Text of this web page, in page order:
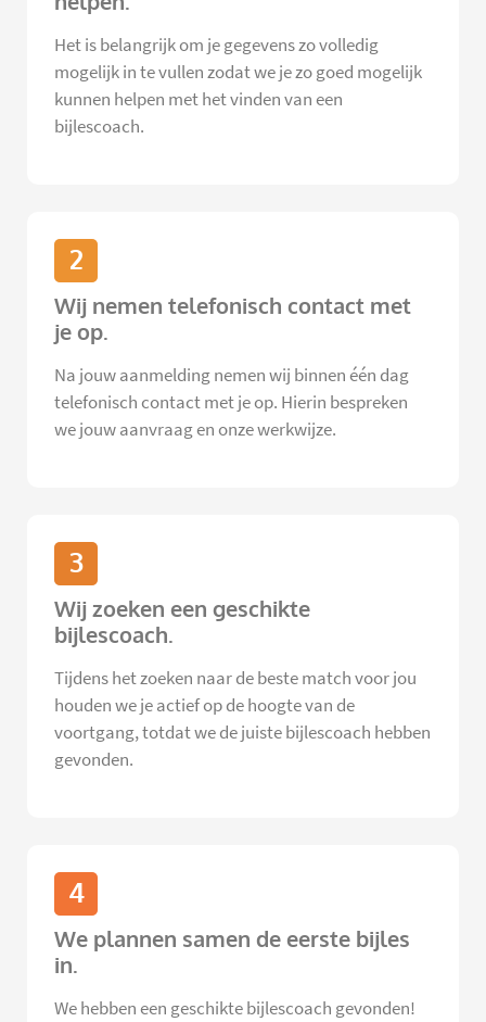
Het is belangrijk om je gegevens zo volledig
mogelijk in te vullen zodat we je zo goed mogelijk
kunnen helpen met het vinden van een
bijlescoach.
2
Wij nemen telefonisch contact met
je op.
Na jouw aanmelding nemen wij binnen één dag
telefonisch contact met je op. Hierin bespreken
we jouw aanvraag en onze werkwijze.
3
Wij zoeken een geschikte
bijlescoach.
Tijdens het zoeken naar de beste match voor jou
houden we je actief op de hoogte van de
voortgang, totdat we de juiste bijlescoach hebben
gevonden.
4
We plannen samen de eerste bijles
in.
We hebben een geschikte bijlescoach gevonden!